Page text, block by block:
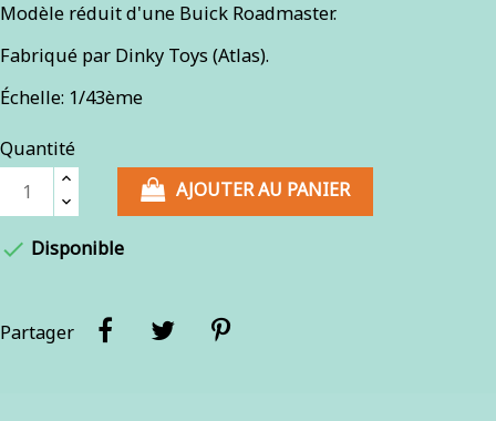
Modèle réduit d'une Buick Roadmaster.
Fabriqué par Dinky Toys (Atlas).
Échelle: 1/43ème
Quantité
AJOUTER AU PANIER
 Disponible
Partager